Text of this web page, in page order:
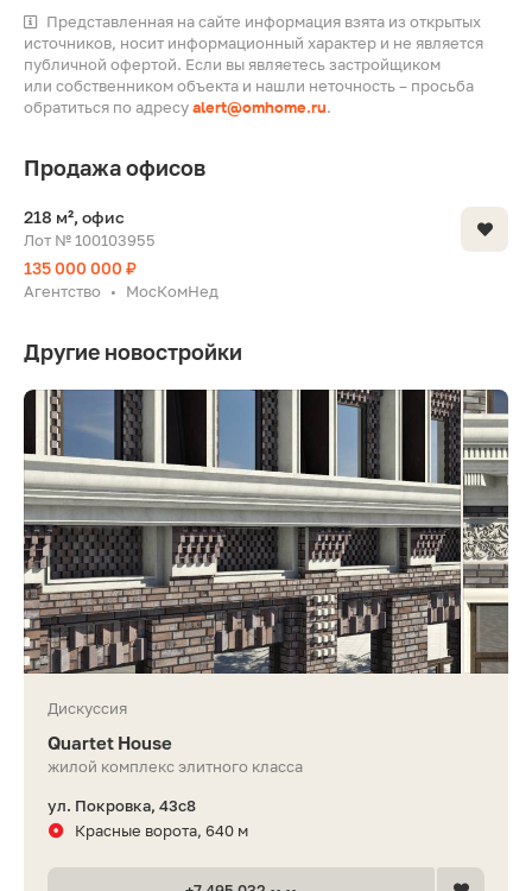
Представленная на сайте информация взята из открытых
источников, носит информационный характер и не является
публичной офертой. Если вы являетесь застройщиком
или собственником объекта и нашли неточность – просьба
обратиться по адресуalert@omhome.ru.
Продажа офисов
218 м², офис
Лот № 100103955
135 000 000 ₽
Агентство • МосКомНед
Другие новостройки
Дискуссия
Quartet House
жилой комплекс элитного класса
ул. Покровка, 43с8
Красные ворота, 640 м